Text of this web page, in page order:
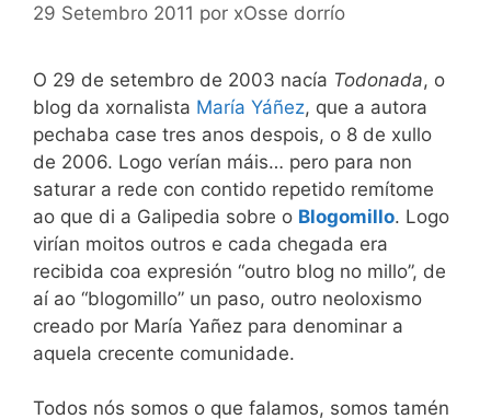
29 Setembro 2011 por xOsse dorrío
O 29 de setembro de 2003 nacía Todonada, o
blog da xornalista María Yáñez, que a autora
pechaba case tres anos despois, o 8 de xullo
de 2006. Logo verían máis… pero para non
saturar a rede con contido repetido remítome
ao que di a Galipedia sobre o Blogomillo. Logo
virían moitos outros e cada chegada era
recibida coa expresión “outro blog no millo”, de
aí ao “blogomillo” un paso, outro neoloxismo
creado por María Yañez para denominar a
aquela crecente comunidade.
Todos nós somos o que falamos, somos tamén